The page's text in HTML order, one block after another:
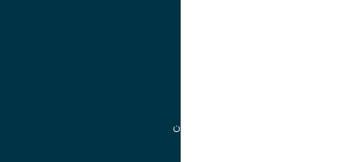
گروه جذب و هدایت استعدادهای درخشان